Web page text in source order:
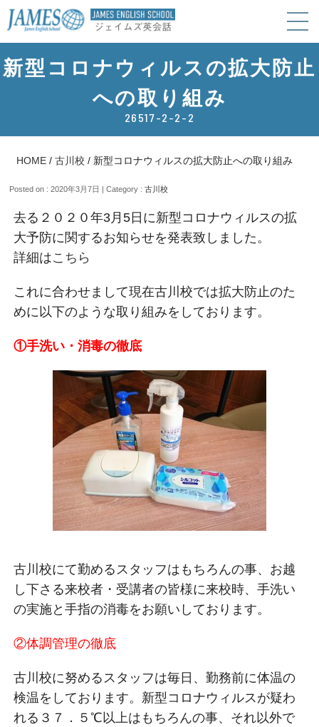
新型コロナウィルスの拡大防止
への取り組み
26517-2-2-2
HOME /古川校 / 新型コロナウィルスの拡大防止への取り組み
Posted on : 2020年3月7日 | Category :古川校
去る２０２０年3月5日に新型コロナウィルスの拡
大予防に関するお知らせを発表致しました。
詳細はこちら
これに合わせまして現在古川校では拡大防止のた
めに以下のような取り組みをしております。
①手洗い・消毒の徹底
古川校にて勤めるスタッフはもちろんの事、お越
し下さる来校者・受講者の皆様に来校時、手洗い
の実施と手指の消毒をお願いしております。
②体調管理の徹底
古川校に努めるスタッフは毎日、勤務前に体温の
検温をしております。新型コロナウィルスが疑わ
れる３７．５℃以上はもちろんの事、それ以外で